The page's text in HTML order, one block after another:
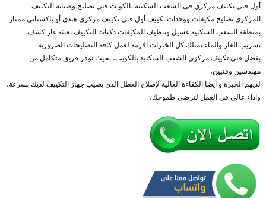
أول فني تكييف مركزي في الشعب السكنية بالكويت فني تصليح وصيانة التكييف
المركزي تصليح مكيفات ووحدات تكييف أول فني تكييف مركزي هندي أو باكستاني ممتاز
بمنطقة الشعب السكنية غسيل وتنظيف المكيفات دكتات التكييف تعبئة غاز كشف
تسريب الغاز والماء نمتلك كل الخبرات الازمة لعمل كافة التصليحات الضرورية
بفضل فني تكييف مركزي الشعب السكنية بالكويت، بحيث نوفر فريق متكامل من
مهندسين وفنيين،
لديهم الخبرة و أيضا الكفاءة العالية لإصلاح العطل الذي يصيب جهاز التكييف لديك بسرعة،
واداء عالي في العمل لنرضي طموحك،